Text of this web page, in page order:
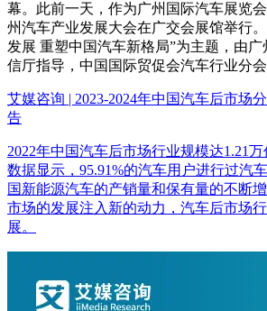
幕。此前一天，作为广州国际汽车展览
州汽车产业发展大会在广交会展馆举行
发展 重塑中国汽车新格局”为主题，由
信厅指导，中国国际贸促会汽车行业分会
艾媒咨询 | 2023-2024年中国汽车后市场
告
2022年中国汽车后市场行业规模达1.21
数据显示，95.91%的汽车用户进行过汽
国新能源汽车的产销量和保有量的不断
市场的发展注入新的动力，汽车后市场
展。